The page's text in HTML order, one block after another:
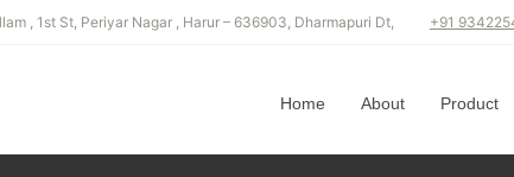
Home About Product
, 1st St, Periyar Nagar , Harur – 636903, Dharmapuri Dt, +91